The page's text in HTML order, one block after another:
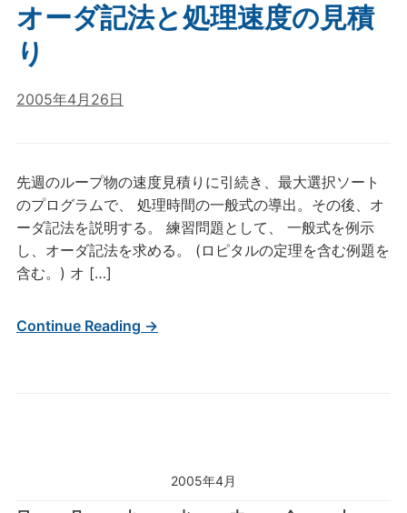
2005年4月
オーダ記法と処理速度の見積
り
2005年4月26日
先週のループ物の速度見積りに引続き、最大選択ソート
のプログラムで、 処理時間の一般式の導出。その後、オ
ーダ記法を説明する。 練習問題として、 一般式を例示
し、オーダ記法を求める。 (ロピタルの定理を含む例題を
含む。) オ […]
Continue Reading →